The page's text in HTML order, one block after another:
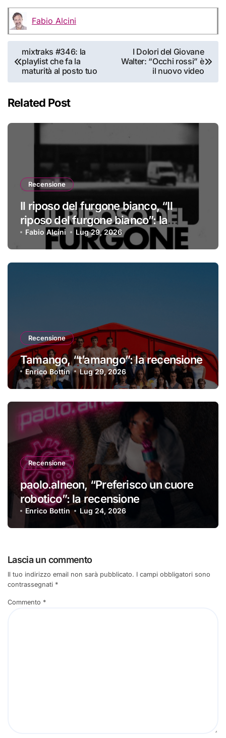
Fabio Alcini
Navigazione
articoli
mixtraks #346: la
playlist che fa la
maturità al posto tuo
I Dolori del Giovane
Walter: “Occhi rossi” è
il nuovo video
Related Post
Recensione
Il riposo del furgone bianco, “Il
riposo del furgone bianco”: la
recensione
Fabio Alcini Lug 29, 2026
Recensione
Tamango, “t’amango”: la recensione
Enrico Bottin Lug 29, 2026
Recensione
paolo.alneon, “Preferisco un cuore
robotico”: la recensione
Enrico Bottin Lug 24, 2026
Lascia un commento
Il tuo indirizzo email non sarà pubblicato. I campi obbligatori sono
contrassegnati *
Commento *